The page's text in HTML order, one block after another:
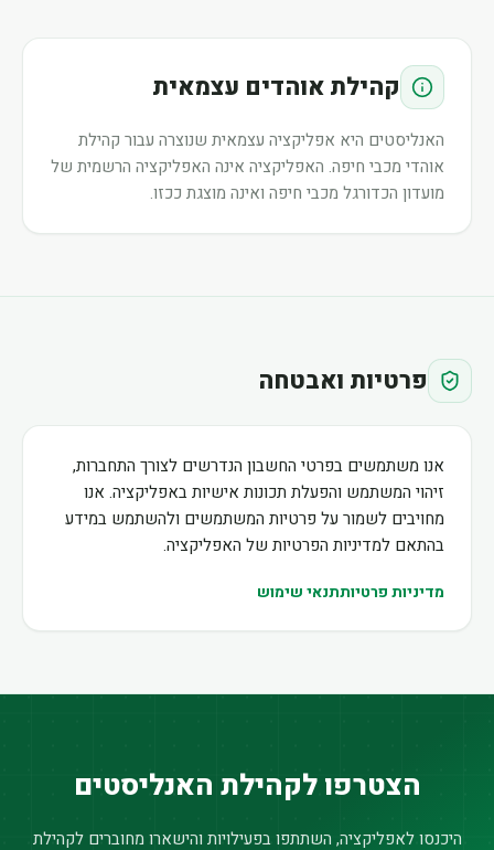
קהילת אוהדים עצמאית
האנליסטים היא אפליקציה עצמאית שנוצרה עבור קהילת
אוהדי מכבי חיפה. האפליקציה אינה האפליקציה הרשמית של
מועדון הכדורגל מכבי חיפה ואינה מוצגת ככזו.
פרטיות ואבטחה
אנו משתמשים בפרטי החשבון הנדרשים לצורך התחברות,
זיהוי המשתמש והפעלת תכונות אישיות באפליקציה. אנו
מחויבים לשמור על פרטיות המשתמשים ולהשתמש במידע
בהתאם למדיניות הפרטיות של האפליקציה.
מדיניות פרטיותתנאי שימוש
הצטרפו לקהילת האנליסטים
היכנסו לאפליקציה, השתתפו בפעילויות והישארו מחוברים לקהילת